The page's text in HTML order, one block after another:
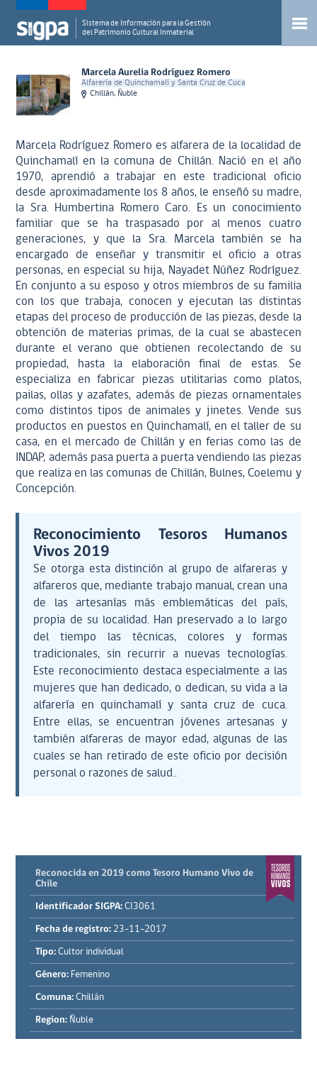
Sistema de Información para la Gestión
del Patrimonio Cultural Inmaterial
Marcela Aurelia Rodríguez Romero
Alfarería de Quinchamalí y Santa Cruz de Cuca
Chillán, Ñuble
Marcela Rodríguez Romero es alfarera de la localidad de
Quinchamalí en la comuna de Chillán. Nació en el año
1970, aprendió a trabajar en este tradicional oficio
desde aproximadamente los 8 años, le enseñó su madre,
la Sra. Humbertina Romero Caro. Es un conocimiento
familiar que se ha traspasado por al menos cuatro
generaciones, y que la Sra. Marcela también se ha
encargado de enseñar y transmitir el oficio a otras
personas, en especial su hija, Nayadet Núñez Rodríguez.
En conjunto a su esposo y otros miembros de su familia
con los que trabaja, conocen y ejecutan las distintas
etapas del proceso de producción de las piezas, desde la
obtención de materias primas, de la cual se abastecen
durante el verano que obtienen recolectando de su
propiedad, hasta la elaboración final de estas. Se
especializa en fabricar piezas utilitarias como platos,
pailas, ollas y azafates, además de piezas ornamentales
como distintos tipos de animales y jinetes. Vende sus
productos en puestos en Quinchamalí, en el taller de su
casa, en el mercado de Chillán y en ferias como las de
INDAP, además pasa puerta a puerta vendiendo las piezas
que realiza en las comunas de Chillán, Bulnes, Coelemu y
Concepción.
Reconocimiento Tesoros Humanos
Vivos 2019
Se otorga esta distinción al grupo de alfareras y
alfareros que, mediante trabajo manual, crean una
de las artesanías más emblemáticas del país,
propia de su localidad. Han preservado a lo largo
del tiempo las técnicas, colores y formas
tradicionales, sin recurrir a nuevas tecnologías.
Este reconocimiento destaca especialmente a las
mujeres que han dedicado, o dedican, su vida a la
alfarería en quinchamalí y santa cruz de cuca.
Entre ellas, se encuentran jóvenes artesanas y
también alfareras de mayor edad, algunas de las
cuales se han retirado de este oficio por decisión
personal o razones de salud..
Reconocida en 2019 como Tesoro Humano Vivo de
Chile
Identificador SIGPA: CI3061
Fecha de registro: 23-11-2017
Tipo: Cultor individual
Género: Femenino
Comuna: Chillán
Region: Ñuble